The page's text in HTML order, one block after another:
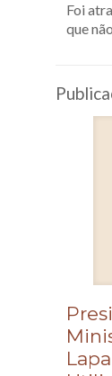
Foi
que